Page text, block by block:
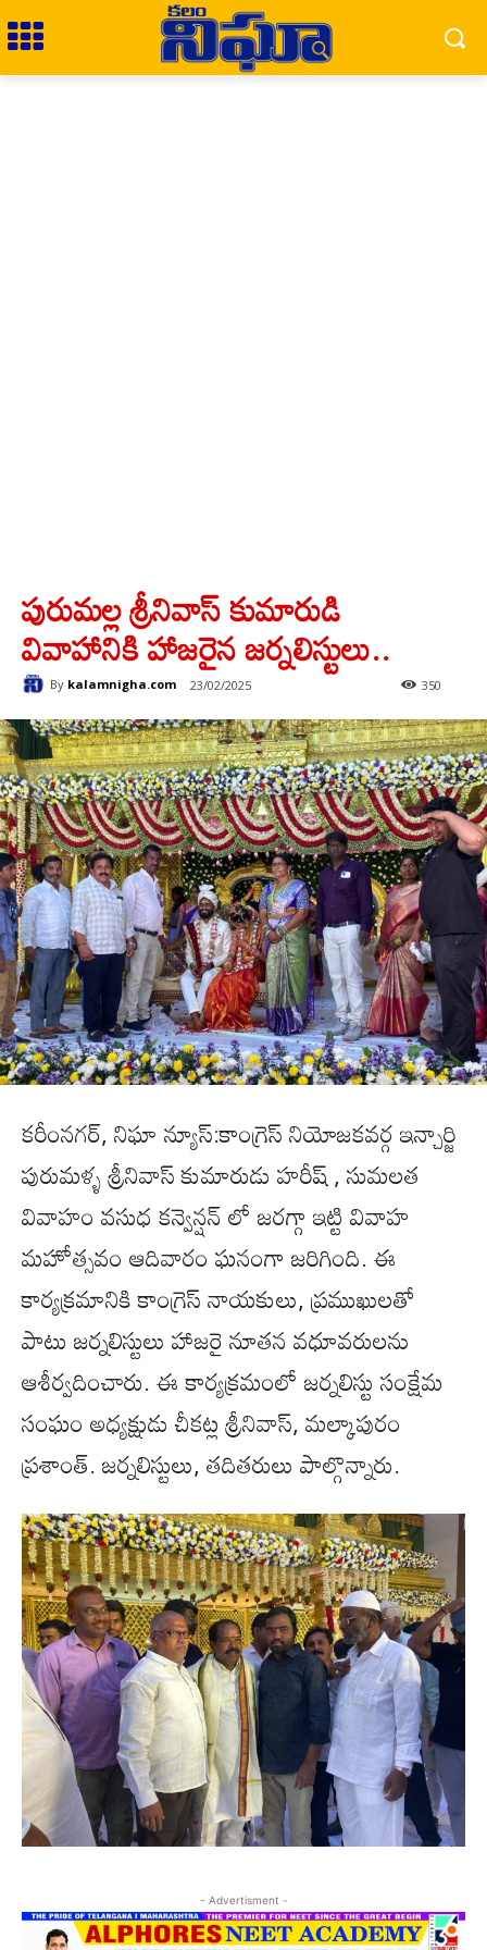
పురుమల్ల శ్రీనివాస్ కుమారుడి
వివాహానికి హాజరైన జర్నలిస్టులు..
By kalamnigha.com 23/02/2025 350
కరీంనగర్, నిఘా న్యూస్:కాంగ్రెస్ నియోజకవర్గ ఇన్చార్జి
పురుమళ్ళ శ్రీనివాస్ కుమారుడు హరీష్ , సుమలత
వివాహం వసుధ కన్వెన్షన్ లో జరగ్గా ఇట్టి వివాహ
మహోత్సవం ఆదివారం ఘనంగా జరిగింది. ఈ
కార్యక్రమానికి కాంగ్రెస్ నాయకులు, ప్రముఖులతో
పాటు జర్నలిస్టులు హాజరై నూతన వధూవరులను
ఆశీర్వదించారు. ఈ కార్యక్రమంలో జర్నలిస్టు సంక్షేమ
సంఘం అధ్యక్షుడు చీకట్ల శ్రీనివాస్, మల్కాపురం
ప్రశాంత్. జర్నలిస్టులు, తదితరులు పాల్గొన్నారు.
- Advertisment -